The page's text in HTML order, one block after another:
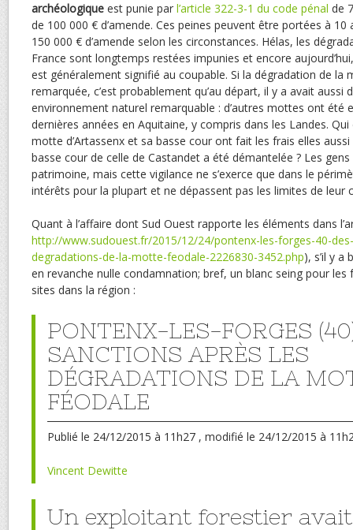
archéologique est punie par l’article 322-3-1 du code pénal de
de 100 000 € d’amende. Ces peines peuvent être portées à 10
150 000 € d’amende selon les circonstances. Hélas, les
France sont longtemps restées impunies et encore
est généralement signifié au coupable. Si la dégradation de la
remarquée, c’est probablement qu’au départ, il y a avait aussi
environnement naturel remarquable : d’autres mottes ont été
dernières années en Aquitaine, y compris dans les Landes.
motte d’Artassenx et sa basse cour ont fait les frais elles
basse cour de celle de Castandet a été démantelée ? Les
patrimoine, mais cette vigilance ne s’exerce que dans le
intérêts pour la plupart et ne dépassent pas les limites de leur
Quant à l’affaire dont Sud Ouest rapporte les éléments dans
http://www.sudouest.fr/2015/12/24/pontenx-les-forges-40-
degradations-de-la-motte-feodale-2226830-3452.php), s’il y a
en revanche nulle condamnation; bref, un blanc seing pour
sites dans la région :
PONTENX-LES-FORGES
SANCTIONS APRÈS LES
DÉGRADATIONS DE LA
FÉODALE
Publié le 24/12/2015 à 11h27 , modifié le 24/12/2015 à
Vincent Dewitte
Un exploitant forestier